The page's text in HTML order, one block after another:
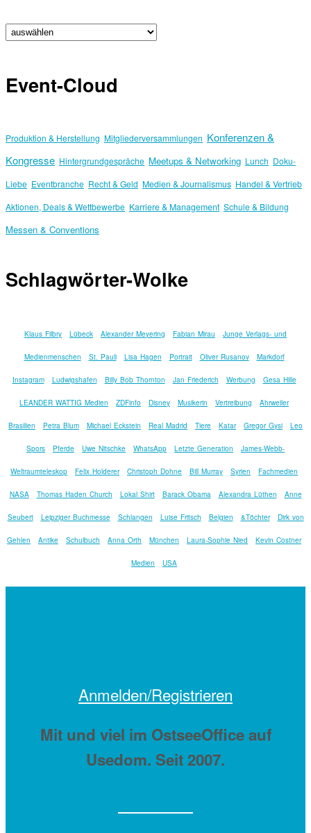
Event-Cloud
Produktion & Herstellung Mitgliederversammlungen Konferenzen &
Kongresse Hintergrundgespräche Meetups & Networking Lunch Doku-
Liebe Eventbranche Recht & Geld Medien & Journalismus Handel & Vertrieb
Aktionen, Deals & Wettbewerbe Karriere & Management Schule & Bildung
Messen & Conventions
Schlagwörter-Wolke
Klaus Filbry Lübeck Alexander Meyering Fabian Mirau Junge Verlags- und
Medienmenschen St. Pauli Lisa Hagen Portrait Oliver Rusanov Markdorf
Instagram Ludwigshafen Billy Bob Thornton Jan Friederich Werbung Gesa Hille
LEANDER WATTIG Medien ZDFinfo Disney Musikerin Vertreibung Ahrweiler
Brasilien Petra Blum Michael Eckstein Real Madrid Tiere Katar Gregor Gysi Leo
Spors Pferde Uwe Nitschke WhatsApp Letzte Generation James-Webb-
Weltraumteleskop Felix Holderer Christoph Dohne Bill Murray Syrien Fachmedien
NASA Thomas Haden Church Lokal Shirt Barack Obama Alexandra Lüthen Anne
Seubert Leipziger Buchmesse Schlangen Luise Fritsch Belgien &Töchter Dirk von
Gehlen Antike Schulbuch Anna Orth München Laura-Sophie Nied Kevin Costner
Medien USA
Anmelden/Registrieren
Mit und viel im OstseeOffice auf
Usedom. Seit 2007.